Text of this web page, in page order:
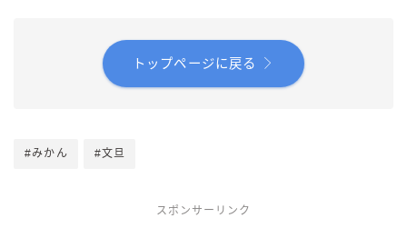
トップページに戻る
#みかん #文旦
スポンサーリンク